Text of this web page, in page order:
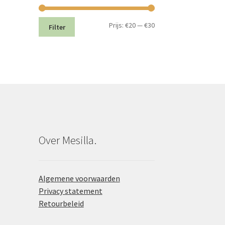
Min.
Max.
Filter Prijs: €20—€30
Over Mesilla.
Algemene voorwaarden
Privacy statement
Retourbeleid